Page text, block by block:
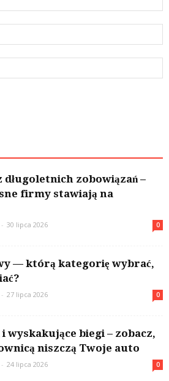
zobowiązań –
firmy stawiają na
- 30 lipca 2026 0
— którą kategorię wybrać,
- 27 lipca 2026 0
wyskakujące biegi – zobacz,
niszczą Twoje auto
- 24 lipca 2026 0